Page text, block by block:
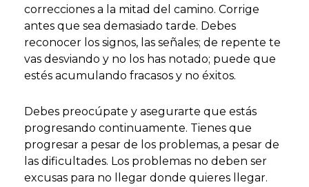
correcciones a la mitad del camino. Corrige
antes que sea demasiado tarde. Debes
reconocer los signos, las señales; de repente te
vas desviando y no los has notado; puede que
estés acumulando fracasos y no éxitos.
Debes preocúpate y asegurarte que estás
progresando continuamente. Tienes que
progresar a pesar de los problemas, a pesar de
las dificultades. Los problemas no deben ser
excusas para no llegar donde quieres llegar.